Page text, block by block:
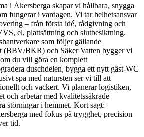
i Åkersberga skapar vi hållbara, snygga
fungerar i vardagen. Vi tar helhetsansvar
– från första idé, rådgivning och
el, plattsättning och slutbesiktning.
som följer gällande
(BBV/BKR) och Säker Vatten bygger vi
du vill göra en komplett
duschdelen, bygga ett nytt gäst-WC
spa med natursten ser vi till att
och vackert. Vi planerar logistiken,
och arbetar med kvalitetssäkrade
störningar i hemmet. Kort sagt:
med fokus på trygghet, precision
tid.